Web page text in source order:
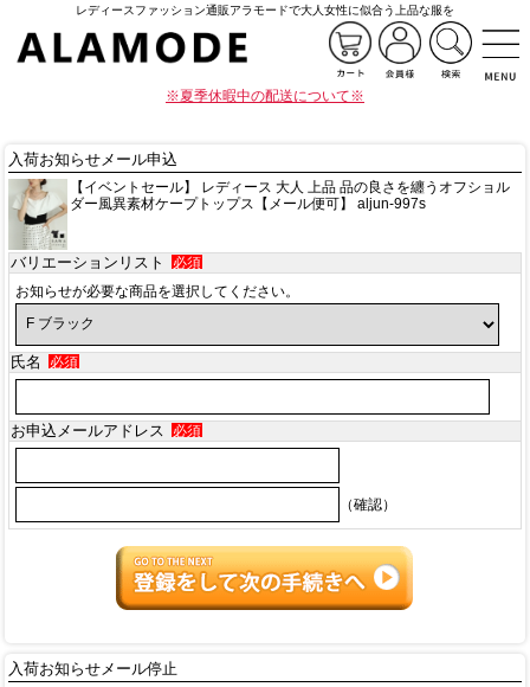
レディースファッション通販アラモードで大人女性に似合う上品な服を
※夏季休暇中の配送について※
入荷お知らせメール申込
【イベントセール】 レディース 大人 上品 品の良さを纏うオフショル
ダー風異素材ケープトップス【メール便可】 aljun-997s
バリエーションリスト 必須
お知らせが必要な商品を選択してください。
氏名 必須
お申込メールアドレス 必須
（確認）
入荷お知らせメール停止